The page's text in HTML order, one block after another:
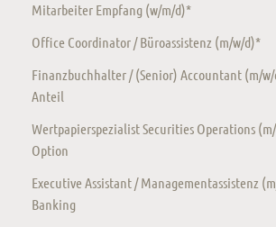
Mitarbeiter Empfang (w/m/d)*
Office Coordinator / Büroassistenz (m/w/d)*
Finanzbuchhalter / (Senior) Accountant (m/
Anteil
Wertpapierspezialist Securities Operations
Option
Executive Assistant / Managementassistenz
Banking